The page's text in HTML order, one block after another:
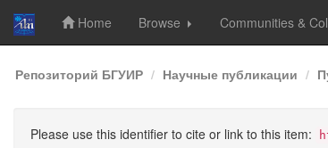
Skip
navigation
Home Browse Communities &
Репозиторий БГУИР Научные публикации
Please use this identifier to cite or link to this item: